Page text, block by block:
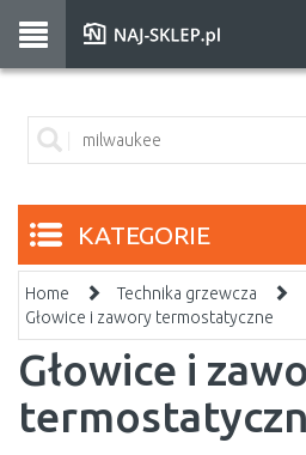
KATEGORIE
Home
Technika grzewcza
Głowice i zawory termostatyczne
Głowice i